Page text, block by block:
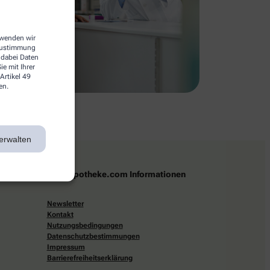
wir
Daten
mit Ihrer
49
apotheke.com Informationen
Newsletter
Kontakt
Nutzungsbedingungen
Datenschutzbestimmungen
Impressum
Barrierefreiheitserklärung